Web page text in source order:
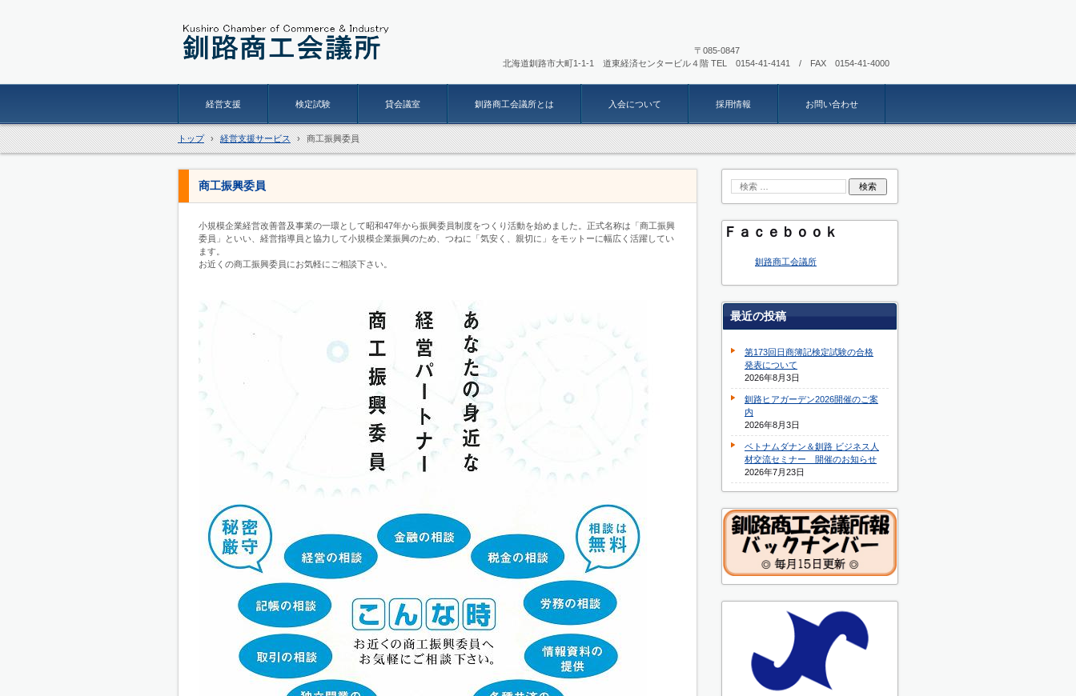
〒085-0847
北海道釧路市大町1-1-1 道東経済センタービル４階 TEL 0154-41-4141 / FAX 0154-41-4000
経営支援 検定試験 貸会議室 釧路商工会議所とは 入会について 採用情報 お問い合わせ
トップ › 経営支援サービス › 商工振興委員
商工振興委員
小規模企業経営改善普及事業の一環として昭和47年から振興委員制度をつくり活動を始めました。正式名称は「商工振興
委員」といい、経営指導員と協力して小規模企業振興のため、つねに「気安く、親切に」をモットーに幅広く活躍してい
ます。
お近くの商工振興委員にお気軽にご相談下さい。
Ｆａｃｅｂｏｏｋ
釧路商工会議所
最近の投稿
第173回日商簿記検定試験の合格
発表について
2026年8月3日
釧路ヒアガーデン2026開催のご案
内
2026年8月3日
ベトナムダナン＆釧路 ビジネス人
材交流セミナー 開催のお知らせ
2026年7月23日